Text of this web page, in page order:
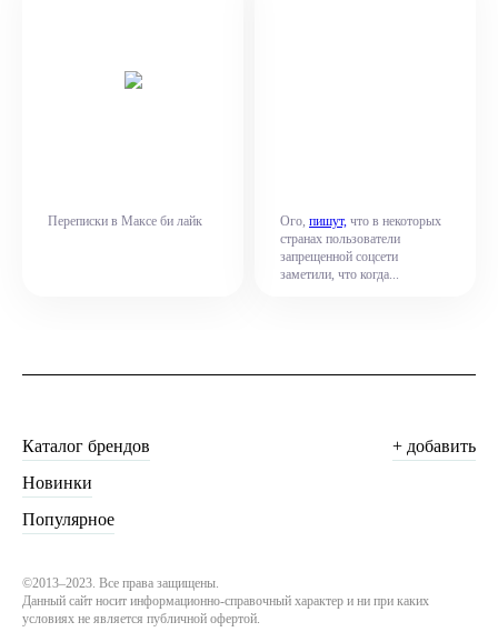
Переписки в Максе би лайк Ого, пишут, что в некоторых
странах пользователи
запрещенной соцсети
заметили, что когда...
Каталог брендов
Новинки
Популярное
+ добавить
©2013–2023. Все права защищены.
Данный сайт носит информационно-справочный характер и ни при каких
условиях не является публичной офертой.